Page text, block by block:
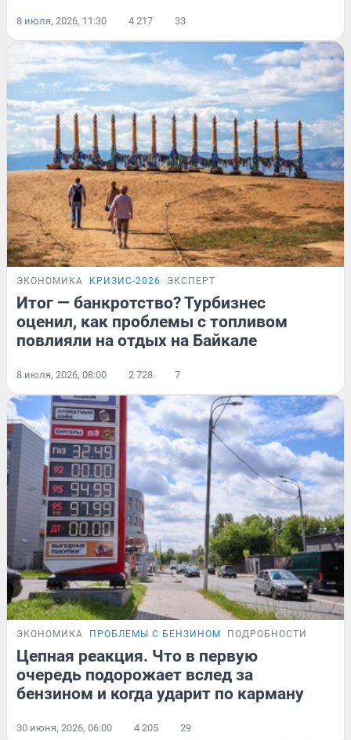
8 июля, 2026, 11:30 4 217 33
ЭКОНОМИКА КРИЗИС-2026 ЭКСПЕРТ
Итог — банкротство? Турбизнес
оценил, как проблемы с топливом
повлияли на отдых на Байкале
8 июля, 2026, 08:00 2 728 7
ЭКОНОМИКА ПРОБЛЕМЫ С БЕНЗИНОМ ПОДРОБНОСТИ
Цепная реакция. Что в первую
очередь подорожает вслед за
бензином и когда ударит по карману
30 июня, 2026, 06:00 4 205 29